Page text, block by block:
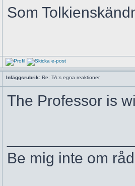
Som
Inläggsrubrik: Re: TA:s egna reaktioner
The Professor is
Be mig inte om